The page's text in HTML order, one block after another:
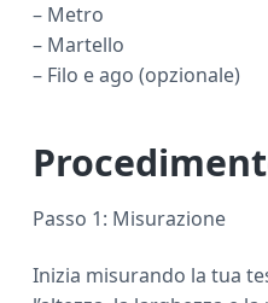
– Metro
– Martello
– Filo e ago (opzionale)
Passo 1: Misurazione
Inizia misurando la tua